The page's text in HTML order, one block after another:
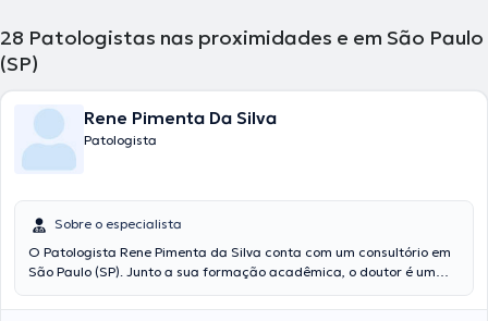
28 Patologistas nas proximidades e em São Paulo
(SP)
Rene Pimenta Da Silva
Patologista
Sobre o especialista
O Patologista Rene Pimenta da Silva conta com um consultório em
São Paulo (SP). Junto a sua formação acadêmica, o doutor é um
anos de experiência laboral no seu ramo de experiência. Por outro